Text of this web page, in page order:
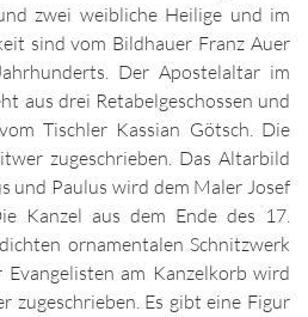
zwei weibliche Heilige und im
sind vom Bildhauer Franz Auer
Der Apostelaltar im
aus drei Retabelgeschossen und
Tischler Kassian Götsch. Die
zugeschrieben. Das Altarbild
und Paulus wird dem Maler Josef
Kanzel aus dem Ende des 17.
ornamentalen Schnitzwerk
am Kanzelkorb wird
zugeschrieben. Es gibt eine Figur